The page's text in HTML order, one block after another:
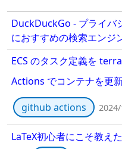
DuckDuckGo - プライバ
におすすめの検索エンジ
ECS のタスク定義を
Actions でコンテナを更
github actions
LaTeX初心者にこそ教え